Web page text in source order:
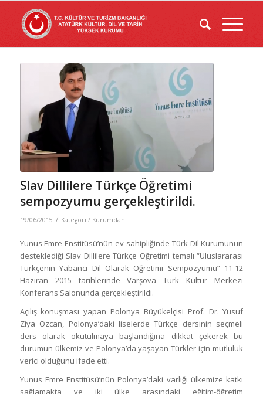
Slav Dillilere Türkçe Öğretimi
sempozyumu gerçekleştirildi.
19/06/2015 / Kategori / Kurumdan
Yunus Emre Enstitüsü’nün ev sahipliğinde Türk Dil Kurumunun
desteklediği Slav Dillilere Türkçe Öğretimi temalı “Uluslararası
Türkçenin Yabancı Dil Olarak Öğretimi Sempozyumu” 11-12
Haziran 2015 tarihlerinde Varşova Türk Kültür Merkezi
Konferans Salonunda gerçekleştirildi.
Açılış konuşması yapan Polonya Büyükelçisi Prof. Dr. Yusuf
Ziya Özcan, Polonya’daki liselerde Türkçe dersinin seçmeli
ders olarak okutulmaya başlandığına dikkat çekerek bu
durumun ülkemiz ve Polonya’da yaşayan Türkler için mutluluk
verici olduğunu ifade etti.
Yunus Emre Enstitüsü’nün Polonya’daki varlığı ülkemize katkı
sağlamakta ve iki ülke arasındaki eğitim-öğretim